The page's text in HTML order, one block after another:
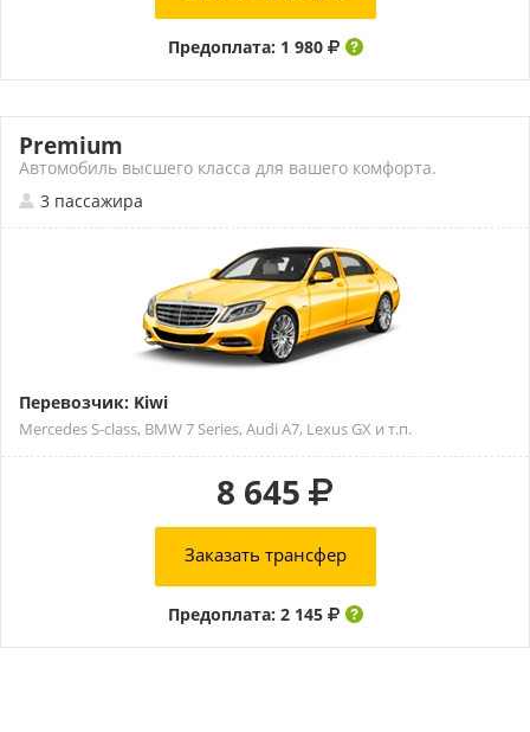
Предоплата: 1 980
Premium
Автомобиль высшего класса для вашего комфорта.
3 пассажира
Перевозчик: Kiwi
Mercedes S-class, BMW 7 Series, Audi A7, Lexus GX и т.п.
8 645
Заказать трансфер
Предоплата: 2 145